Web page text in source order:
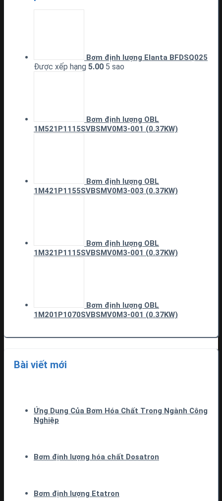
Bơm định lượng Elanta BFDSQ025
Được xếp hạng 5.00 5 sao
Bơm định lượng OBL
1M521P1115SVBSMV0M3-001 (0.37KW)
Bơm định lượng OBL
1M421P1155SVBSMV0M3-003 (0.37KW)
Bơm định lượng OBL
1M321P1115SVBSMV0M3-001 (0.37KW)
Bơm định lượng OBL
1M201P1070SVBSMV0M3-001 (0.37KW)
Bài viết mới
Ứng Dụng Của Bơm Hóa Chất Trong Ngành Công
Nghiệp
Bơm định lượng hóa chất Dosatron
Bơm định lượng Etatron